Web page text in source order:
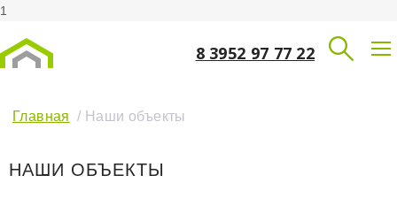
1
8 3952 97 77 22
Главная / Наши объекты
НАШИ ОБЪЕКТЫ